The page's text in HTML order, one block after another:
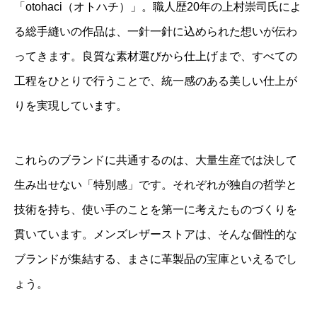
「otohaci（オトハチ）」。職人歴20年の上村崇司氏によ
る総手縫いの作品は、一針一針に込められた想いが伝わ
ってきます。良質な素材選びから仕上げまで、すべての
工程をひとりで行うことで、統一感のある美しい仕上が
りを実現しています。
これらのブランドに共通するのは、大量生産では決して
生み出せない「特別感」です。それぞれが独自の哲学と
技術を持ち、使い手のことを第一に考えたものづくりを
貫いています。メンズレザーストアは、そんな個性的な
ブランドが集結する、まさに革製品の宝庫といえるでし
ょう。